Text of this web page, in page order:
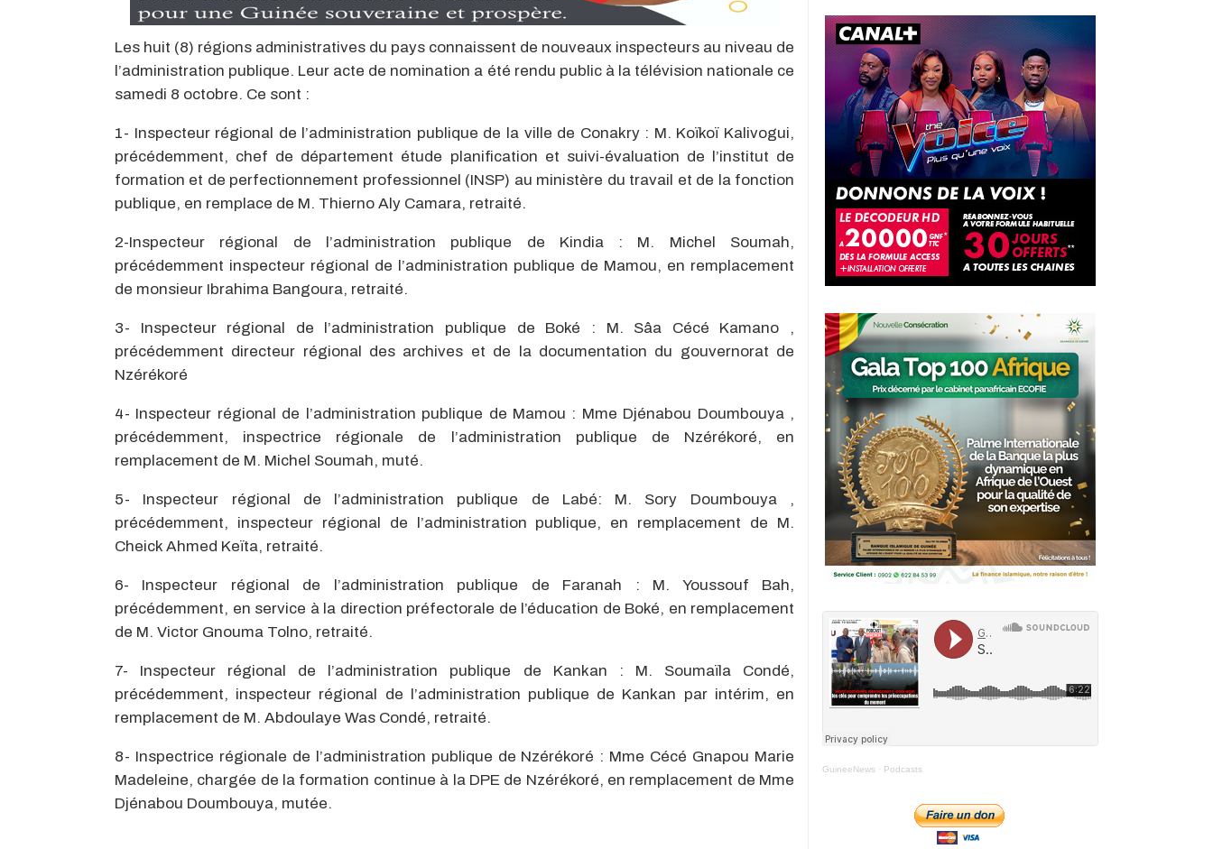
Les huit (8) régions administratives du pays connaissent de nouveaux inspecteurs au niveau de
l’administration publique. Leur acte de nomination a été rendu public à la télévision nationale ce
samedi 8 octobre. Ce sont :
1- Inspecteur régional de l’administration publique de la ville de Conakry : M. Koïkoï Kalivogui,
précédemment, chef de département étude planification et suivi-évaluation de l’institut de
formation et de perfectionnement professionnel (INSP) au ministère du travail et de la fonction
publique, en remplace de M. Thierno Aly Camara, retraité.
2-Inspecteur régional de l’administration publique de Kindia : M. Michel Soumah,
précédemment inspecteur régional de l’administration publique de Mamou, en remplacement
de monsieur Ibrahima Bangoura, retraité.
3- Inspecteur régional de l’administration publique de Boké : M. Sâa Cécé Kamano ,
précédemment directeur régional des archives et de la documentation du gouvernorat de
Nzérékoré
4- Inspecteur régional de l’administration publique de Mamou : Mme Djénabou Doumbouya ,
précédemment, inspectrice régionale de l’administration publique de Nzérékoré, en
remplacement de M. Michel Soumah, muté.
5- Inspecteur régional de l’administration publique de Labé: M. Sory Doumbouya ,
précédemment, inspecteur régional de l’administration publique, en remplacement de M.
Cheick Ahmed Keïta, retraité.
6- Inspecteur régional de l’administration publique de Faranah : M. Youssouf Bah,
précédemment, en service à la direction préfectorale de l’éducation de Boké, en remplacement
de M. Victor Gnouma Tolno, retraité.
7- Inspecteur régional de l’administration publique de Kankan : M. Soumaïla Condé,
précédemment, inspecteur régional de l’administration publique de Kankan par intérim, en
remplacement de M. Abdoulaye Was Condé, retraité.
8- Inspectrice régionale de l’administration publique de Nzérékoré : Mme Cécé Gnapou Marie
Madeleine, chargée de la formation continue à la DPE de Nzérékoré, en remplacement de Mme
Djénabou Doumbouya, mutée.
GuineeNews · Podcasts